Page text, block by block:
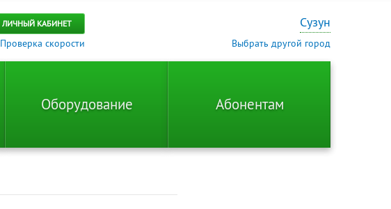
ЛИЧНЫЙ КАБИНЕТ
Проверка скорости
Сузун
Выбрать другой город
Оборудование Абонентам